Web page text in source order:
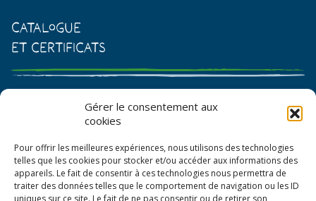
Gérer le consentement aux
cookies
Pour offrir les meilleures expériences, nous utilisons des technologies
telles que les cookies pour stocker et/ou accéder aux informations des
appareils. Le fait de consentir à ces technologies nous permettra de
traiter des données telles que le comportement de navigation ou les ID
uniques sur ce site. Le fait de ne pas consentir ou de retirer son
Catalogue
et certificats
Catalogue de graines et semences
Bon de commande